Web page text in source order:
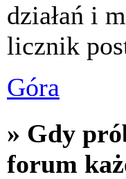
działań i
licznik
Góra
» Gdy
forum